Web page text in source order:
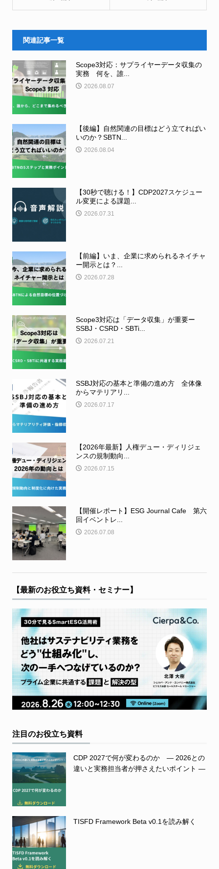
関連記事一覧
Scope3対応：サプライヤーデータ収集の
実務 何を、誰...
2026.08.07
【後編】自然関連の目標はどう立てればい
いのか？SBTN...
2026.08.04
【30秒で聴ける！】CDP2027スケジュー
ル変更による課題...
2026.07.31
【前編】いま、企業に求められるネイチャ
ー開示とは？...
2026.07.28
Scope3対応は「データ収集」が重要ー
SSBJ・CSRD・SBTi...
2026.07.21
SSBJ対応の基本と準備の進め方 全体像
からマテリアリ...
2026.07.17
【2026年最新】人権デュー・ディリジェ
ンスの規制動向...
2026.07.15
【開催レポート】ESG Journal Cafe 第六
回イベントレ...
2026.07.08
【最新のお役立ち資料・セミナー】
注目のお役立ち資料
CDP 2027で何が変わるのか ― 2026との
違いと実務担当者が押さえたいポイント ―
TISFD Framework Beta v0.1を読み解く